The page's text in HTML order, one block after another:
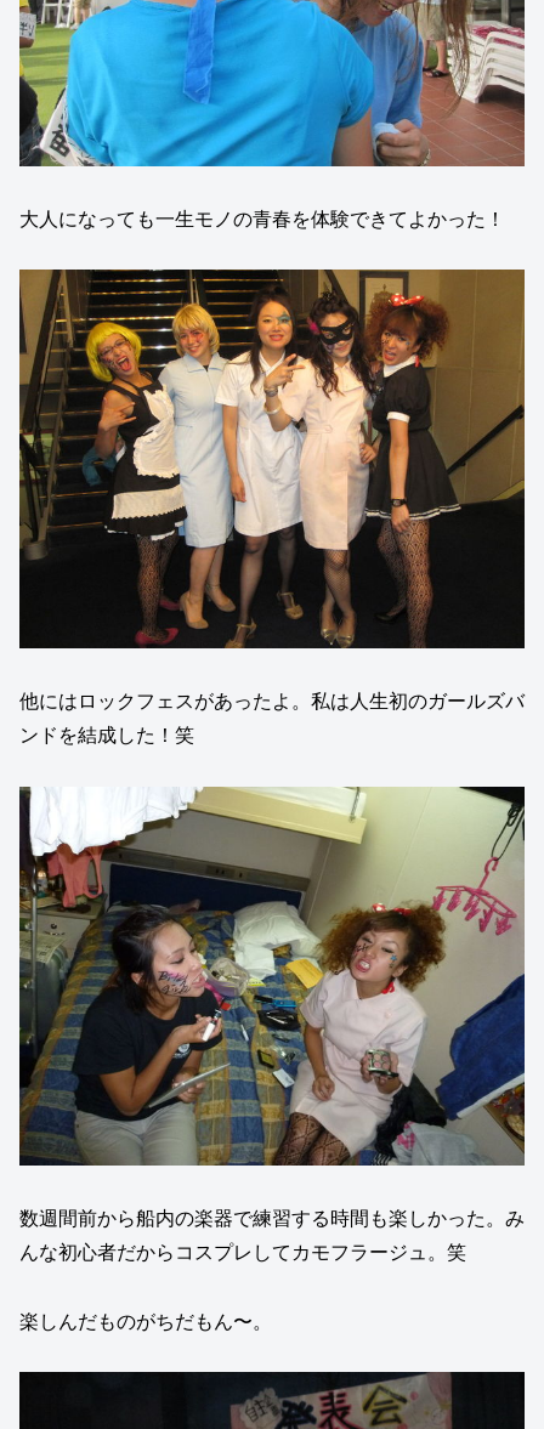
大人になっても一生モノの青春を体験できてよかった！
他にはロックフェスがあったよ。私は人生初のガールズバ
ンドを結成した！笑
数週間前から船内の楽器で練習する時間も楽しかった。み
んな初心者だからコスプレしてカモフラージュ。笑
楽しんだものがちだもん〜。